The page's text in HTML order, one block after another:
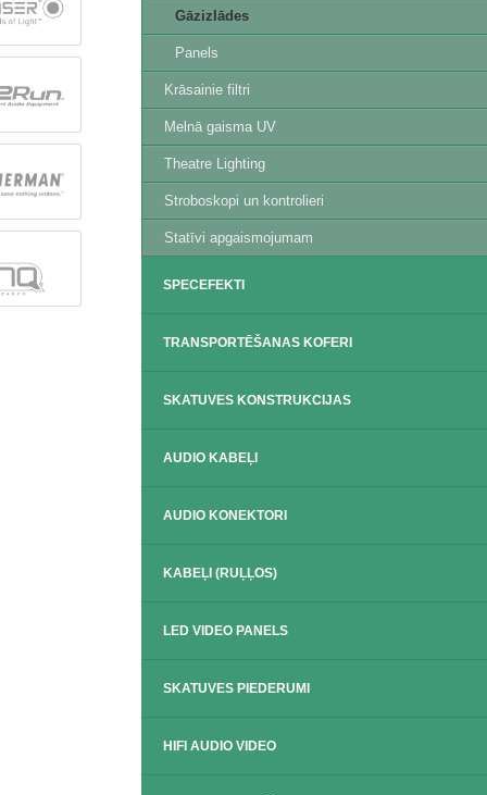
Gāzizlādes
Panels
Krāsainie filtri
Melnā gaisma UV
Theatre Lighting
Stroboskopi un kontrolieri
Statīvi apgaismojumam
SPECEFEKTI
TRANSPORTĒŠANAS KOFERI
SKATUVES KONSTRUKCIJAS
AUDIO KABEĻI
AUDIO KONEKTORI
KABEĻI (RUĻĻOS)
LED VIDEO PANELS
SKATUVES PIEDERUMI
HIFI AUDIO VIDEO